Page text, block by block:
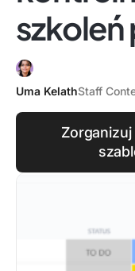
Uma KelathStaff